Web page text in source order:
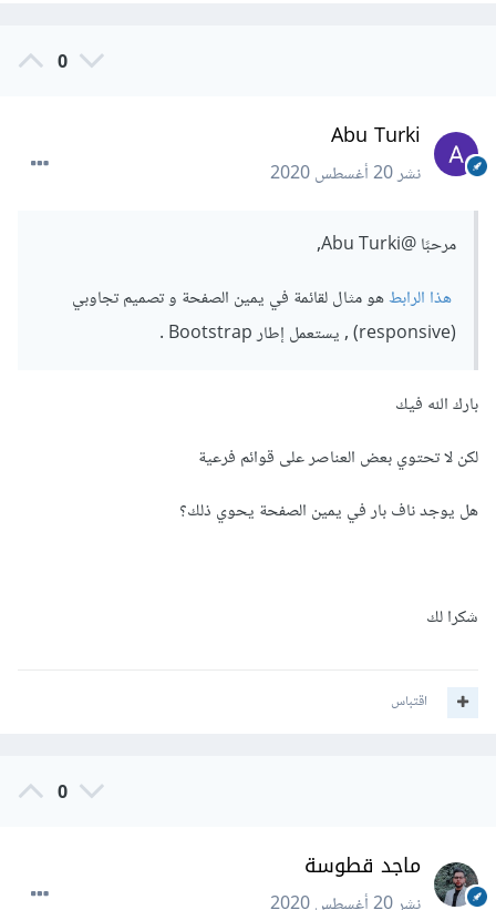
0
Abu Turki
نشر20 أغسطس 2020
مرحبًا@Abu Turki
,
هذا الرابطهو مثال لقائمة في يمين الصفحة و تصميم تجاوبي
بارك الله فيك
لكن لا تحتوي بعض العناصر على قوائم فرعية
هل يوجد ناف بار في يمين الصفحة يحوي ذلك؟
شكرا لك
اقتباس
0
ماجد قطوسة